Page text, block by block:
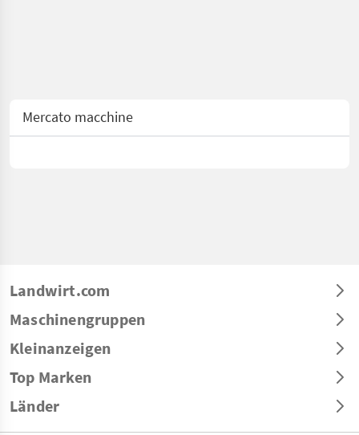
Mercato macchine
Landwirt.com
Maschinengruppen
Kleinanzeigen
Top Marken
Länder